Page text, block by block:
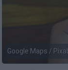
Google Maps /